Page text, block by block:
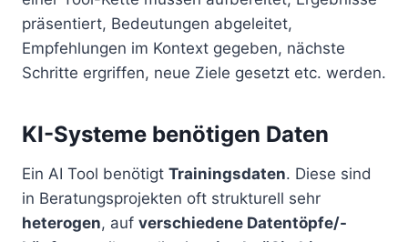
präsentiert, Bedeutungen abgeleitet,
Empfehlungen im Kontext gegeben, nächste
Schritte ergriffen, neue Ziele gesetzt etc. werden.
KI-Systeme benötigen Daten
Ein AI Tool benötigt Trainingsdaten. Diese sind
in Beratungsprojekten oft strukturell sehr
heterogen, auf verschiedene Datentöpfe/-